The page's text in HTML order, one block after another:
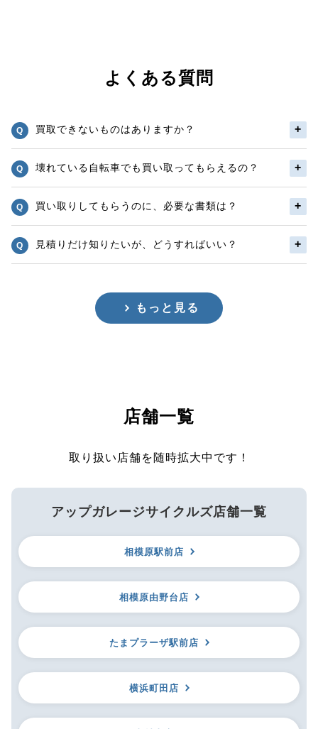
よくある質問
買取できないものはありますか？
壊れている自転車でも買い取ってもらえるの？
買い取りしてもらうのに、必要な書類は？
見積りだけ知りたいが、どうすればいい？
もっと見る
店舗一覧
取り扱い店舗を随時拡大中です！
アップガレージサイクルズ店舗一覧
相模原駅前店
相模原由野台店
たまプラーザ駅前店
横浜町田店